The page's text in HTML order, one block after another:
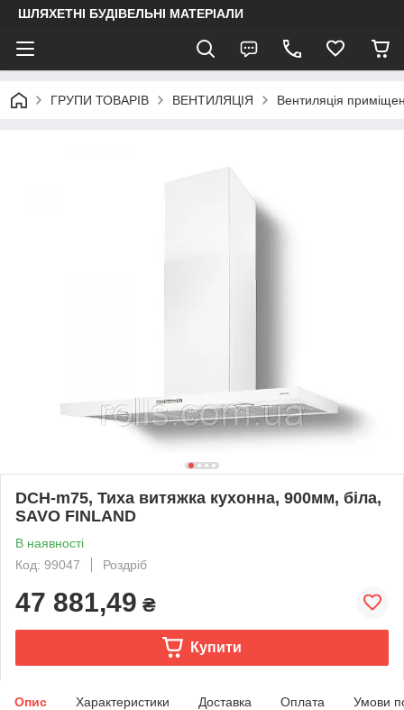
ШЛЯХЕТНІ БУДІВЕЛЬНІ МАТЕРІАЛИ
ГРУПИ ТОВАРІВ ВЕНТИЛЯЦІЯ Вентиляція
DCH-m75, Тиха витяжка кухонна, 900мм, біла,
SAVO FINLAND
В наявності
Код: 99047
Роздріб
47 881,49 ₴
Купити
Опис Характеристики Доставка Оплата Умови